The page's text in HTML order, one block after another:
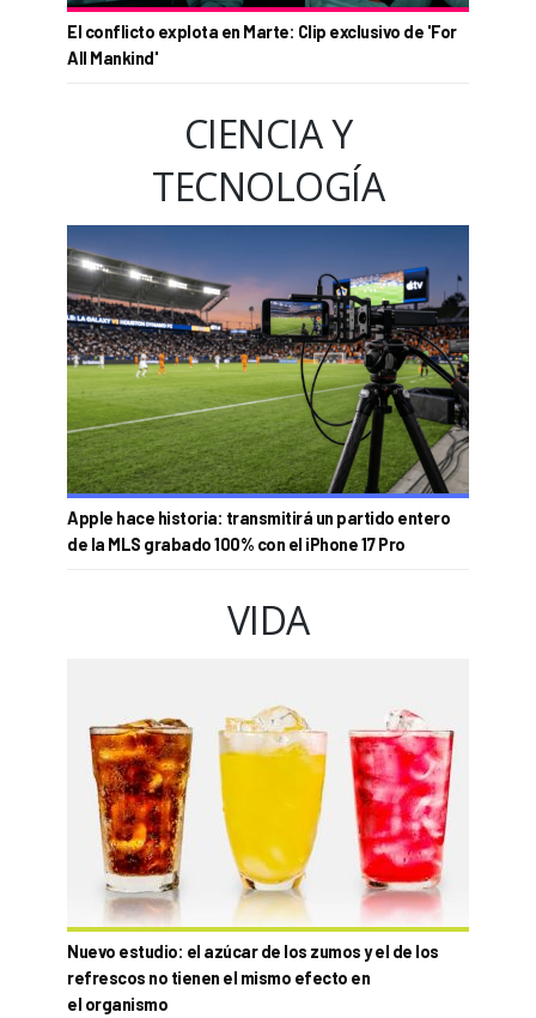
El conflicto explota en Marte: Clip exclusivo de 'For
All Mankind'
CIENCIA Y
TECNOLOGÍA
Apple hace historia: transmitirá un partido entero
de la MLS grabado 100% con el iPhone 17 Pro
VIDA
Nuevo estudio: el azúcar de los zumos y el de los
refrescos no tienen el mismo efecto en
el organismo